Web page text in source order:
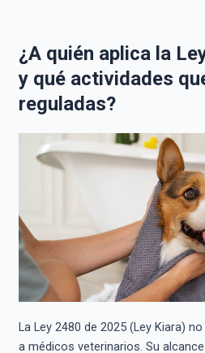
¿A quién aplica la
y qué actividades
reguladas?
La Ley 2480 de 2025 (Ley Kiara)
a médicos veterinarios. Su